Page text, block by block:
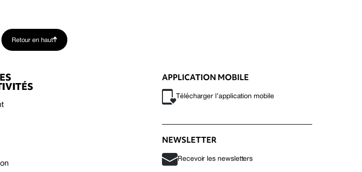
Retour en haut
APPLICATION MOBILE
Télécharger l’application mobile
NEWSLETTER
Recevoir les newsletters